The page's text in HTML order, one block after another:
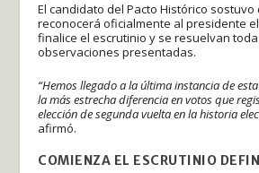
El candidato del Pacto Histórico sostuvo
reconocerá oficialmente al presidente
finalice el escrutinio y se resuelvan
observaciones presentadas.
“Hemos llegado a la última instancia de
la más estrecha diferencia en votos que
elección de segunda vuelta en la historia
afirmó.
COMIENZA EL ESCRUTINIO